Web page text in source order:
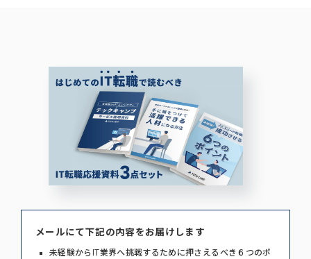
メールにて下記の内容をお届けします
未経験からIT業界へ挑戦するために押さえるべき６つのポ